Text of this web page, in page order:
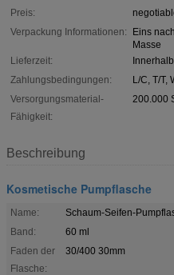
Preis:
Verpackung Informationen:
Eins
Masse
Lieferzeit:
Zahlungsbedingungen:
L/C, T/T,
Versorgungsmaterial-
Fähigkeit:
200.000
Beschreibung
Kosmetische Pumpflasche
Name:
Schaum-Seifen-
Band:
60 ml
Faden der
Flasche:
30/400 30mm